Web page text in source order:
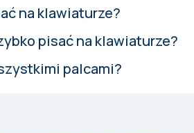
na klawiaturze?
pisać na klawiaturze?
palcami?